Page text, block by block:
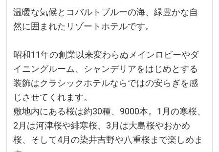
温暖な気候とコバルトブルーの海、緑豊かな自
然に囲まれたリゾートホテルです。
昭和11年の創業以来変わらぬメインロビーやダ
イニングルーム、シャンデリアをはじめとする
装飾はクラシックホテルならではの安らぎを感
じさせてくれます。
敷地内にある桜は約30種、9000本。1月の寒桜、
2月は河津桜や緋寒桜、3月は大島桜やおかめ
桜、そして4月の染井吉野や八重桜まで楽しめま